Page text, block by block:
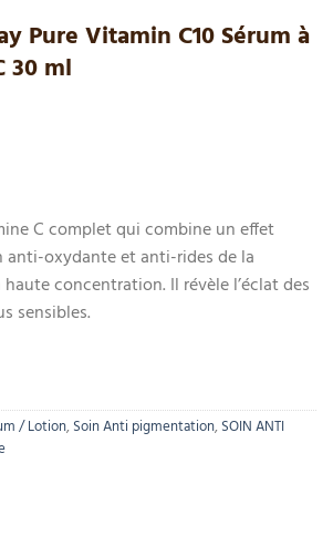
Pure Vitamin C10 Sérum à
30 ml
C complet qui combine un effet
anti-oxydante et anti-rides de la
concentration. Il révèle l’éclat des
sensibles.
/ Lotion,Soin Anti pigmentation,SOIN ANTI